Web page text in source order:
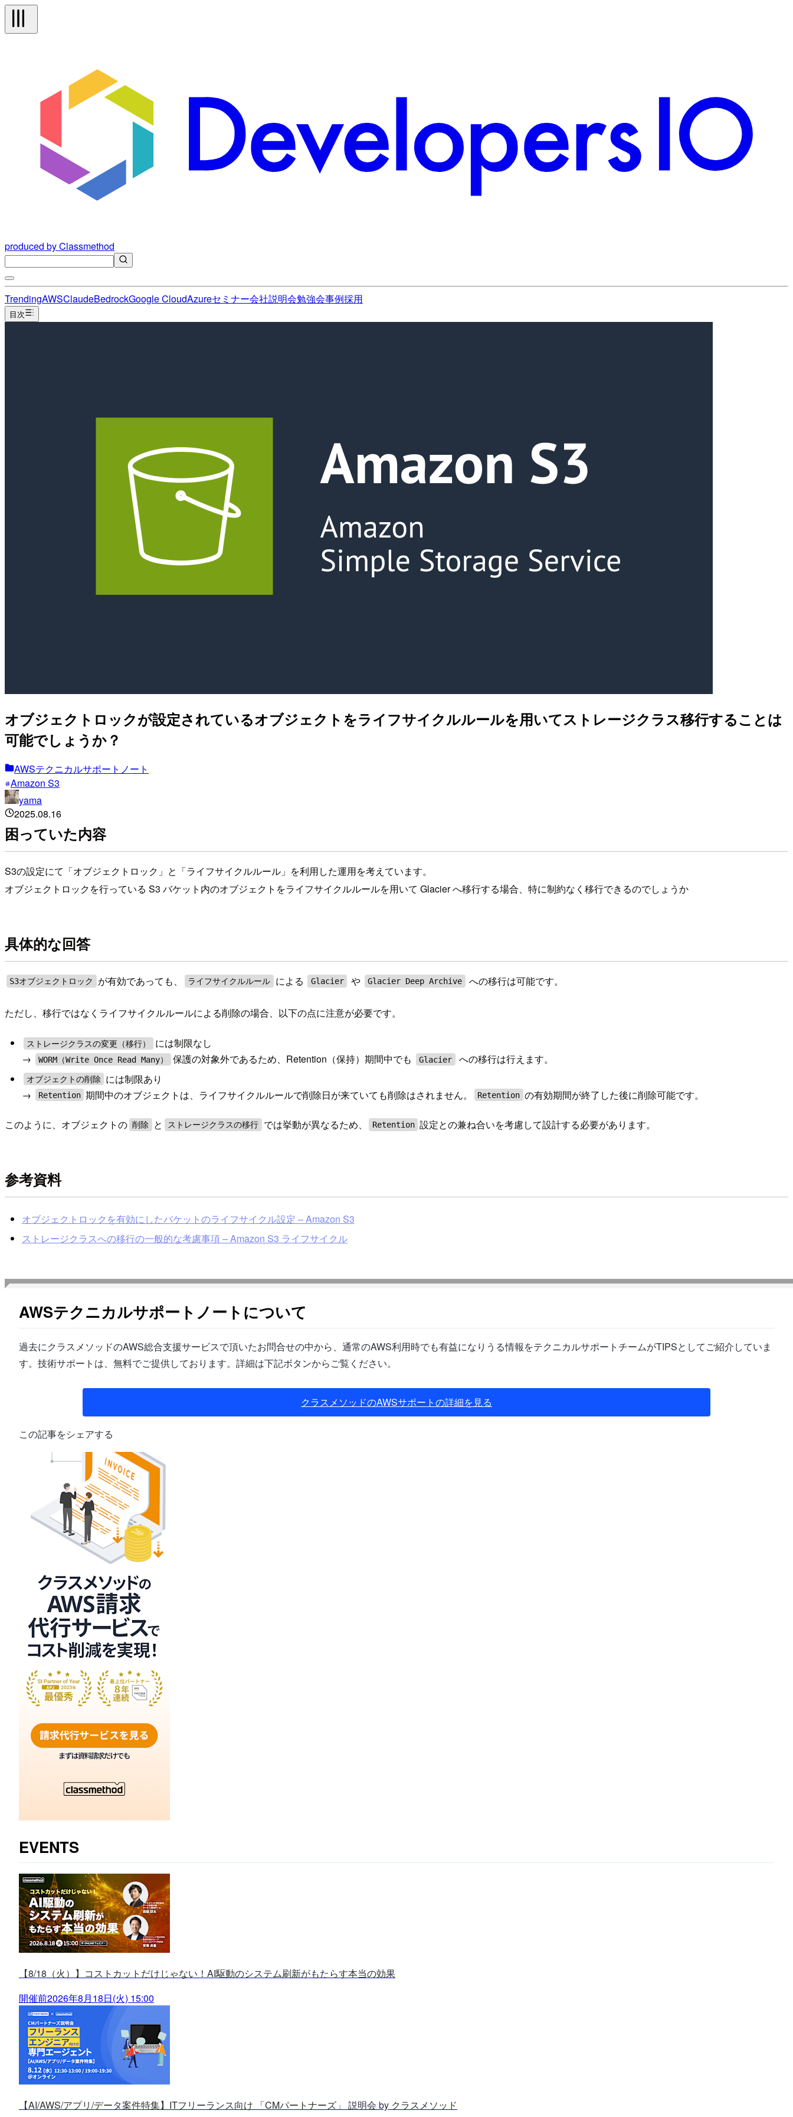
produced by Classmethod
TrendingAWSClaudeBedrockGoogle CloudAzureセミナー会社説明会勉強会事例採用
目次
オブジェクトロックが設定されているオブジェクトをライフサイクルルールを用いてストレージクラス移行することは
可能でしょうか？
AWSテクニカルサポートノート
Amazon S3
yama
2025.08.16
困っていた内容
S3の設定にて「オブジェクトロック」と「ライフサイクルルール」を利用した運用を考えています。
オブジェクトロックを行っている S3 バケット内のオブジェクトをライフサイクルルールを用いて Glacier へ移行する場合、特に制約なく移行できるのでしょうか
具体的な回答
S3オブジェクトロック が有効であっても、 ライフサイクルルール による Glacier や Glacier Deep Archive への移行は可能です。
ただし、移行ではなくライフサイクルルールによる削除の場合、以下の点に注意が必要です。
ストレージクラスの変更（移行）
には制限なし
→
WORM（Write Once Read Many） 保護の対象外であるため、Retention（保持）期間中でも Glacier への移行は行えます。
オブジェクトの削除
には制限あり
→
Retention 期間中のオブジェクトは、ライフサイクルルールで削除日が来ていても削除はされません。 Retention の有効期間が終了した後に削除可能です。
このように、オブジェクトの 削除 と ストレージクラスの移行 では挙動が異なるため、 Retention 設定との兼ね合いを考慮して設計する必要があります。
参考資料
オブジェクトロックを有効にしたバケットのライフサイクル設定 – Amazon S3
ストレージクラスへの移行の一般的な考慮事項 – Amazon S3 ライフサイクル
AWSテクニカルサポートノートについて
過去にクラスメソッドのAWS総合支援サービスで頂いたお問合せの中から、通常のAWS利用時でも有益になりうる情報をテクニカルサポートチームがTIPSとしてご紹介していま
す。技術サポートは、無料でご提供しております。詳細は下記ボタンからご覧ください。
クラスメソッドのAWSサポートの詳細を見る
この記事をシェアする
EVENTS
【8/18（火）】コストカットだけじゃない！AI駆動のシステム刷新がもたらす本当の効果
開催前2026年8月18日(火) 15:00
【AI/AWS/アプリ/データ案件特集】ITフリーランス向け 「CMパートナーズ」 説明会 by クラスメソッド